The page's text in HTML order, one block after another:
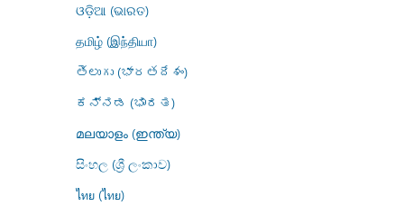
ଓଡ଼ିଆ (ଭାରତ)
தமிழ் (இந்தியா)
తెలుగు (భారతదేశం)
ಕನ್ನಡ (ಭಾರತ)
മലയാളം (ഇന്ത്യ)
සිංහල (ශ්‍රී ලංකාව)
ไทย (ไทย)